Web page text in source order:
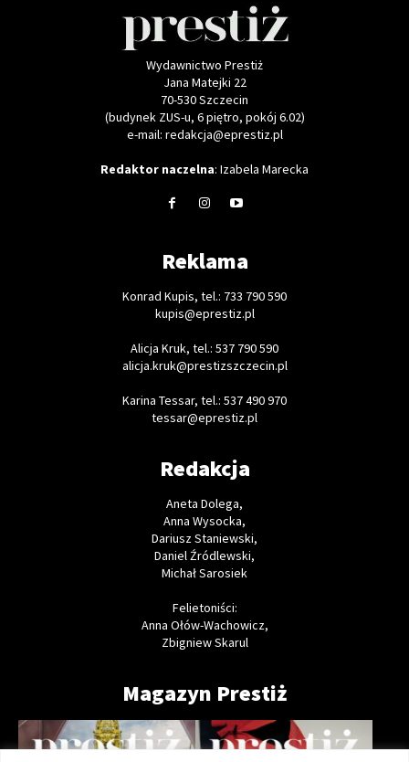
Wydawnictwo Prestiż
Jana Matejki 22
70-530 Szczecin
(budynek ZUS-u, 6 piętro, pokój 6.02)
e-mail: redakcja@eprestiz.pl
Redaktor naczelna: Izabela Marecka
Reklama
Konrad Kupis, tel.: 733 790 590
kupis@eprestiz.pl
Alicja Kruk, tel.: 537 790 590
alicja.kruk@prestizszczecin.pl
Karina Tessar, tel.: 537 490 970
tessar@eprestiz.pl
Redakcja
Aneta Dolega,
Anna Wysocka,
Dariusz Staniewski,
Daniel Źródlewski,
Michał Sarosiek
Felietoniści:
Anna Ołów-Wachowicz,
Zbigniew Skarul
Magazyn Prestiż